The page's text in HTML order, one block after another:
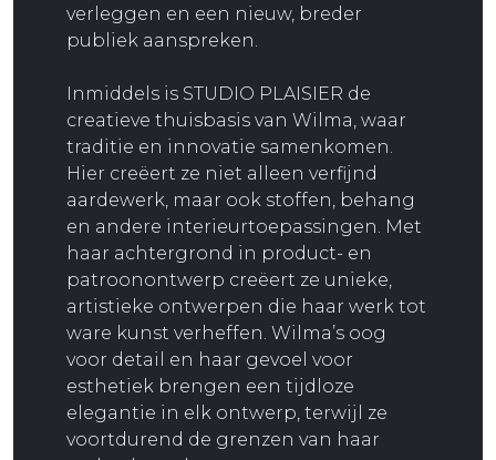
verleggen en een nieuw, breder
publiek aanspreken.
Inmiddels is STUDIO PLAISIER de
creatieve thuisbasis van Wilma, waar
traditie en innovatie samenkomen.
Hier creëert ze niet alleen verfijnd
aardewerk, maar ook stoffen, behang
en andere interieurtoepassingen. Met
haar achtergrond in product- en
patroonontwerp creëert ze unieke,
artistieke ontwerpen die haar werk tot
ware kunst verheffen. Wilma’s oog
voor detail en haar gevoel voor
esthetiek brengen een tijdloze
elegantie in elk ontwerp, terwijl ze
voortdurend de grenzen van haar